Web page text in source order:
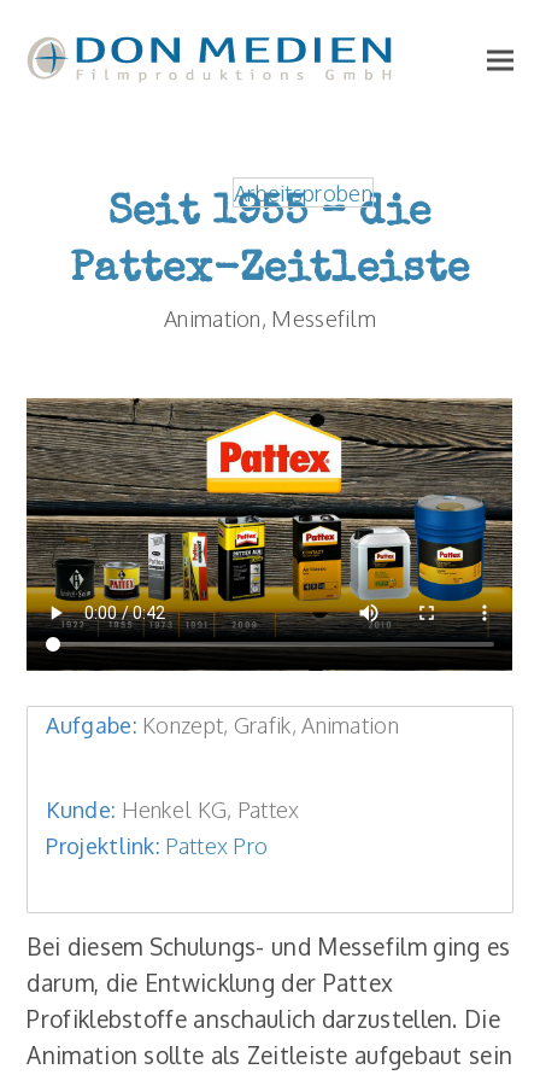
Seit 1955 – die
Pattex-Zeitleiste
Animation, Messefilm
Arbeitsproben
Aufgabe: Konzept, Grafik, Animation
Kunde: Henkel KG, Pattex
Projektlink: Pattex Pro
Bei diesem Schulungs- und Messefilm ging es
darum, die Entwicklung der Pattex
Profiklebstoffe anschaulich darzustellen. Die
Animation sollte als Zeitleiste aufgebaut sein